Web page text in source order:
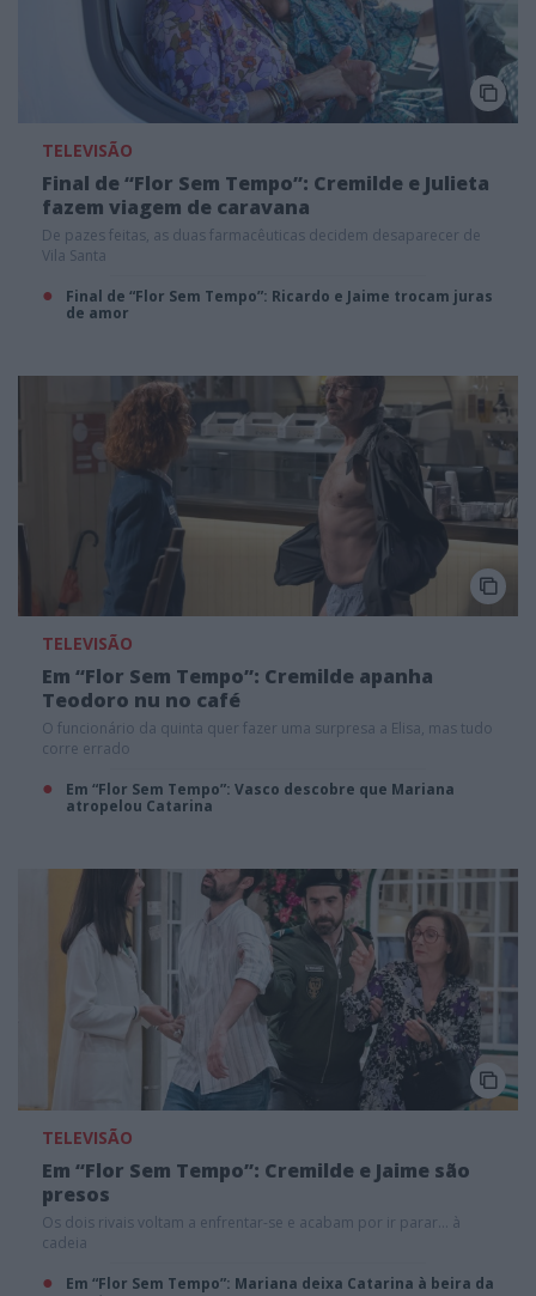
TELEVISÃO
Final de “Flor Sem Tempo”: Cremilde e Julieta
fazem viagem de caravana
De pazes feitas, as duas farmacêuticas decidem desaparecer de
Vila Santa
Final de “Flor Sem Tempo”: Ricardo e Jaime trocam juras
de amor
TELEVISÃO
Em “Flor Sem Tempo”: Cremilde apanha
Teodoro nu no café
O funcionário da quinta quer fazer uma surpresa a Elisa, mas tudo
corre errado
Em “Flor Sem Tempo”: Vasco descobre que Mariana
atropelou Catarina
TELEVISÃO
Em “Flor Sem Tempo”: Cremilde e Jaime são
presos
Os dois rivais voltam a enfrentar-se e acabam por ir parar... à
cadeia
Em “Flor Sem Tempo”: Mariana deixa Catarina à beira da